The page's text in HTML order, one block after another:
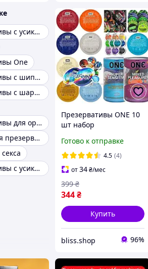
Презервативы с усиками
One
Презервативы с шипами
Презервативы с шариками
Презервативы для орального секса
Светящиеся презервативы
Презервативы с усиками и шипами
Презервативы ONE 10
шт набор
необычные кондомсы
ребристые
ультратонкие подарок
разные на выбор
Готово к отправке
4.5 (4)
от34₴/мес
344₴
399 ₴
Купить
bliss.shop 96%